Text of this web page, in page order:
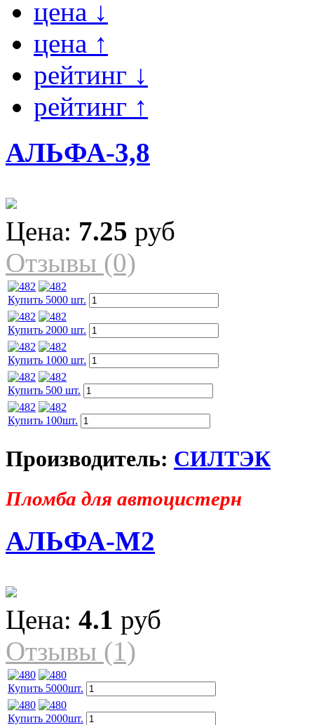
цена ↓
цена ↑
рейтинг ↓
рейтинг ↑
АЛЬФА-3,8
Цена: 7.25 руб
Отзывы (0)
Купить 5000 шт.
Купить 2000 шт.
Купить 1000 шт.
Купить 500 шт.
Купить 100шт.
Производитель: СИЛТЭК
Пломба для автоцистерн
АЛЬФА-М2
Цена: 4.1 руб
Отзывы (1)
Купить 5000шт.
Купить 2000шт.